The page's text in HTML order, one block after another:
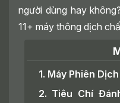
người dùng hay
11+ máy thông dịch
1. Máy Phiên Dịch
2. Tiêu Chí